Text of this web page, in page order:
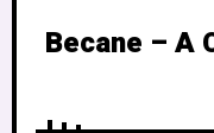
Becane – A